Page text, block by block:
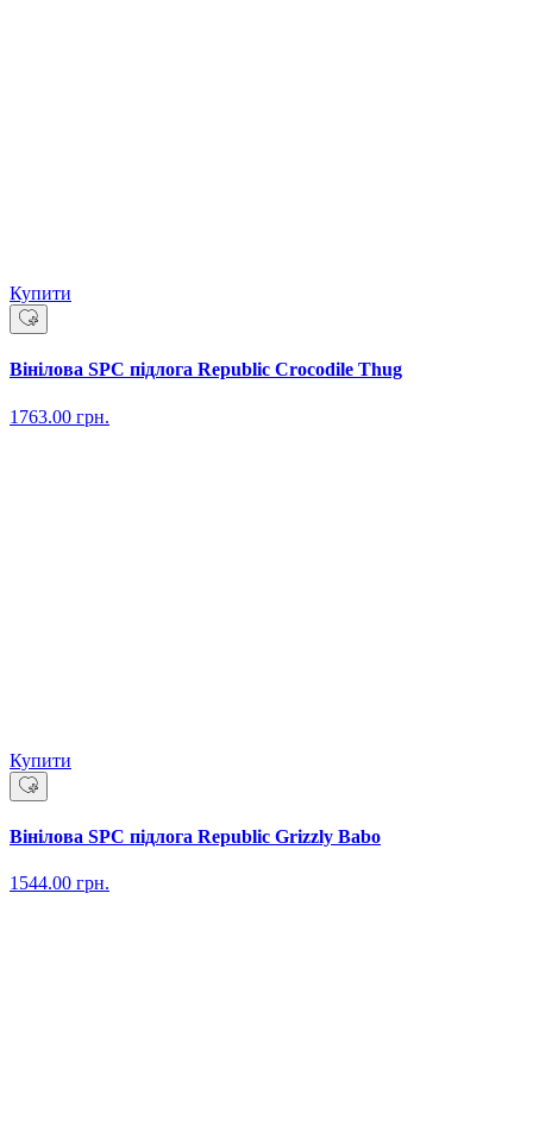
Купити
Вінілова SPC підлога Republic Crocodile Thug
1763.00 грн.
Купити
Вінілова SPC підлога Republic Grizzly Babo
1544.00 грн.